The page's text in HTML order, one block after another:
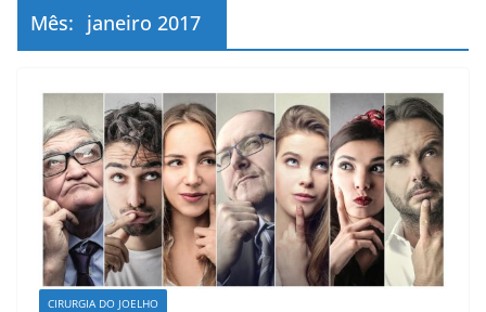
Mês: janeiro 2017
CIRURGIA DO JOELHO